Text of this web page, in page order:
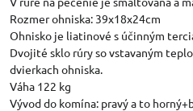
Rozmer ohniska: 39x18x24cm
Ohnisko je liatinové s účinným
Dvojité sklo rúry so vstavaným
dvierkach ohniska.
Váha 122 kg
Vývod do komína: pravý a to